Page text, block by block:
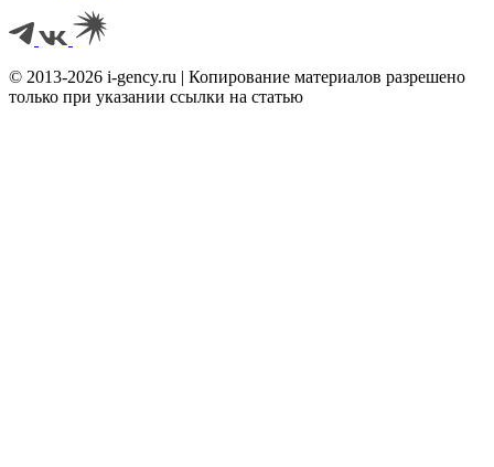
© 2013-2026 i-gency.ru | Копирование материалов разрешено
только при указании ссылки на статью